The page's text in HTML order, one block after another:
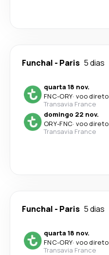
Funchal - Paris 5 dias
quarta 18 nov.
FNC-ORY· voo direto
Transavia France
domingo 22 nov.
ORY-FNC· voo direto
Transavia France
Funchal - Paris 5 dias
quarta 18 nov.
FNC-ORY· voo direto
Transavia France